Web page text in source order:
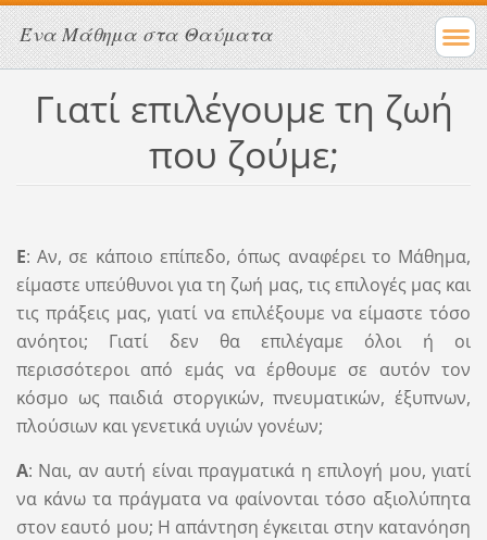
Ένα Μάθημα στα Θαύματα
Γιατί επιλέγουμε τη ζωή
που ζούμε;
Ε: Αν, σε κάποιο επίπεδο, όπως αναφέρει το Μάθημα,
είμαστε υπεύθυνοι για τη ζωή μας, τις επιλογές μας και
τις πράξεις μας, γιατί να επιλέξουμε να είμαστε τόσο
ανόητοι; Γιατί δεν θα επιλέγαμε όλοι ή οι
περισσότεροι από εμάς να έρθουμε σε αυτόν τον
κόσμο ως παιδιά στοργικών, πνευματικών, έξυπνων,
πλούσιων και γενετικά υγιών γονέων;
Α: Ναι, αν αυτή είναι πραγματικά η επιλογή μου, γιατί
να κάνω τα πράγματα να φαίνονται τόσο αξιολύπητα
στον εαυτό μου; Η απάντηση έγκειται στην κατανόηση